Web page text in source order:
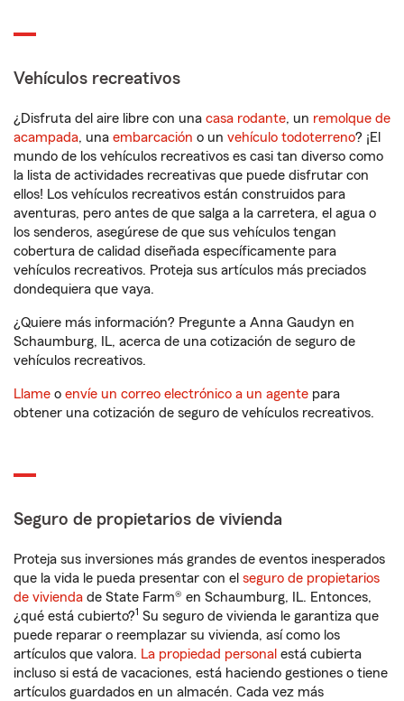
Vehículos recreativos
¿Disfruta del aire libre con una casa rodante, un remolque de
acampada, una embarcación o un vehículo todoterreno? ¡El
mundo de los vehículos recreativos es casi tan diverso como
la lista de actividades recreativas que puede disfrutar con
ellos! Los vehículos recreativos están construidos para
aventuras, pero antes de que salga a la carretera, el agua o
los senderos, asegúrese de que sus vehículos tengan
cobertura de calidad diseñada específicamente para
vehículos recreativos. Proteja sus artículos más preciados
dondequiera que vaya.
¿Quiere más información? Pregunte a Anna Gaudyn en
Schaumburg, IL, acerca de una cotización de seguro de
vehículos recreativos.
Llame o envíe un correo electrónico a un agente para
obtener una cotización de seguro de vehículos recreativos.
Seguro de propietarios de vivienda
Proteja sus inversiones más grandes de eventos inesperados
que la vida le pueda presentar con el seguro de propietarios
de vivienda de State Farm® en Schaumburg, IL. Entonces,
¿qué está cubierto?1 Su seguro de vivienda le garantiza que
puede reparar o reemplazar su vivienda, así como los
artículos que valora. La propiedad personal está cubierta
incluso si está de vacaciones, está haciendo gestiones o tiene
artículos guardados en un almacén. Cada vez más